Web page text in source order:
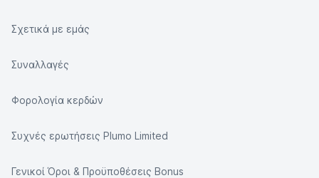
Σχετικά με εμάς
Συναλλαγές
Φορολογία κερδών
Συχνές ερωτήσεις Plumo Limited
Γενικοί Όροι & Προϋποθέσεις Bonus